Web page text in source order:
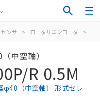
センサ > ロータリエンコーダ >
中空軸）
R 0.5M
φ40（中空軸） 形式セレ